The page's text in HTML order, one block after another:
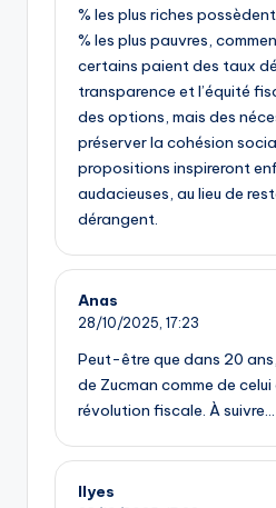
% les plus riches
% les plus pauvres,
certains paient des taux
transparence et l’équité
des options, mais des
préserver la cohésion
propositions inspireront
audacieuses, au lieu de
dérangent.
Anas
28/10/2025, 17:23
Peut-être que dans 20
de Zucman comme de
révolution fiscale. À suivre…
Ilyes